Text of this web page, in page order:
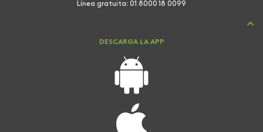
Línea gratuita: 01 8000 18 0099
DESCARGA LA APP